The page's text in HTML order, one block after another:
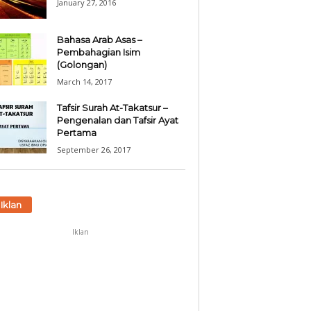
January 27, 2016
Bahasa Arab Asas –
Pembahagian Isim
(Golongan)
March 14, 2017
Tafsir Surah At-Takatsur –
Pengenalan dan Tafsir Ayat
Pertama
September 26, 2017
Iklan
Iklan